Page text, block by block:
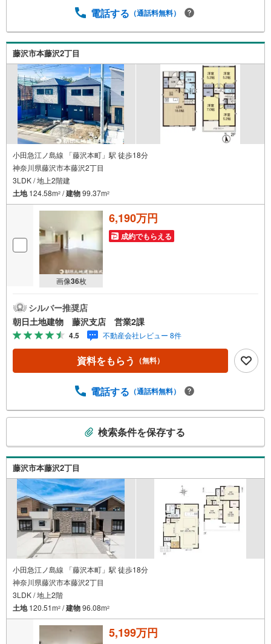
電話する （通話料無料）
藤沢市本藤沢2丁目
小田急江ノ島線 「藤沢本町」駅 徒歩18分
神奈川県藤沢市本藤沢2丁目
3LDK / 地上2階建
土地124.58m2 /建物99.37m2
画像36枚
6,190万円
成約でもらえる
シルバー推奨店
朝日土地建物 藤沢支店 営業2課
4.5 不動産会社レビュー 8件
資料をもらう （無料）
電話する （通話料無料）
検
索
条
受
け
取
る
・
条
検索条件を保存する
藤沢市本藤沢2丁目
小田急江ノ島線 「藤沢本町」駅 徒歩18分
神奈川県藤沢市本藤沢2丁目
3LDK / 地上2階
土地120.51m2 /建物96.08m2
5,199万円